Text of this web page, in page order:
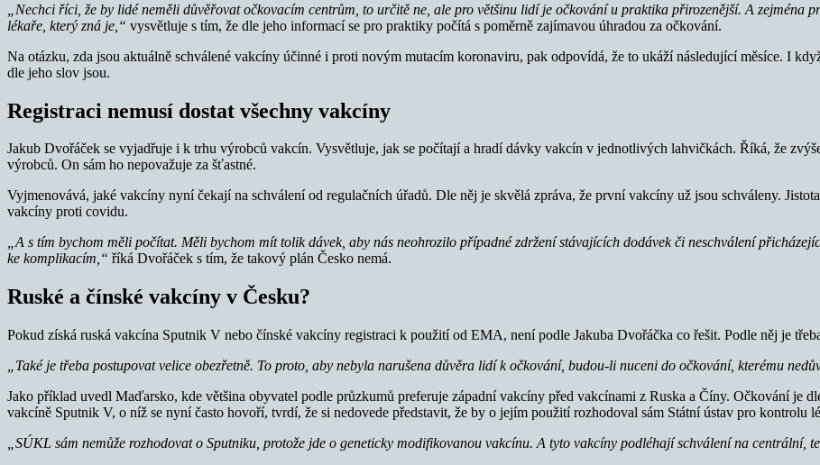
„Nechci říci, že by lidé neměli důvěřovat očkovacím centrům, to určitě ne, ale pro většinu lidí je očkování u praktika přirozenější. A zejména
lékaře, který zná je,“ vysvětluje s tím, že dle jeho informací se pro praktiky počítá s poměrně zajímavou úhradou za očkování.
Na otázku, zda jsou aktuálně schválené vakcíny účinné i proti novým mutacím koronaviru, pak odpovídá, že to ukáží následující měsíce. I
dle jeho slov jsou.
Registraci nemusí dostat všechny vakcíny
Jakub Dvořáček se vyjadřuje i k trhu výrobců vakcín. Vysvětluje, jak se počítají a hradí dávky vakcín v jednotlivých lahvičkách. Říká, že
výrobců. On sám ho nepovažuje za šťastné.
Vyjmenovává, jaké vakcíny nyní čekají na schválení od regulačních úřadů. Dle něj je skvělá zpráva, že první vakcíny už jsou schváleny.
vakcíny proti covidu.
„A s tím bychom měli počítat. Měli bychom mít tolik dávek, aby nás neohrozilo případné zdržení stávajících dodávek či neschválení
ke komplikacím,“ říká Dvořáček s tím, že takový plán Česko nemá.
Ruské a čínské vakcíny v Česku?
Pokud získá ruská vakcína Sputnik V nebo čínské vakcíny registraci k použití od EMA, není podle Jakuba Dvořáčka co řešit. Podle něj je
„Také je třeba postupovat velice obezřetně. To proto, aby nebyla narušena důvěra lidí k očkování, budou-li nuceni do očkování, kterému
Jako příklad uvedl Maďarsko, kde většina obyvatel podle průzkumů preferuje západní vakcíny před vakcínami z Ruska a Číny. Očkování je
vakcíně Sputnik V, o níž se nyní často hovoří, tvrdí, že si nedovede představit, že by o jejím použití rozhodoval sám Státní ústav pro kontrolu
„SÚKL sám nemůže rozhodovat o Sputniku, protože jde o geneticky modifikovanou vakcínu. A tyto vakcíny podléhají schválení na centrální,